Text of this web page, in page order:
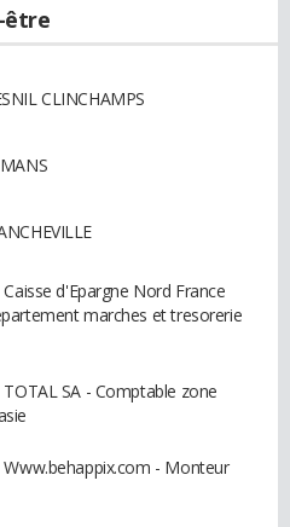
être
CLINCHAMPS
d'Epargne Nord France
marches et tresorerie
SA - Comptable zone
- Monteur